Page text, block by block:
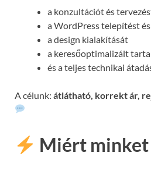
a konzultációt és
a WordPress telepítést
a design kialakítását
a keresőoptimalizált
és a teljes technikai
A célunk: átlátható, korrekt ár,
Miért minket